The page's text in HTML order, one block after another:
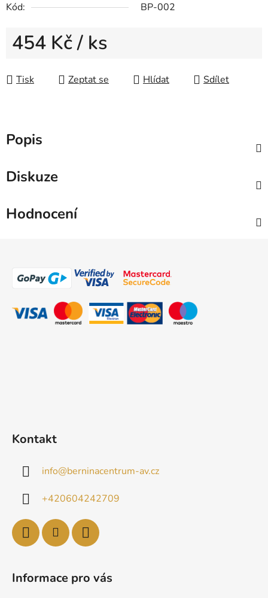
Kód:
BP-002
454 Kč/ ks
Tisk
Zeptat se Hlídat Sdílet
Popis
Diskuze
Hodnocení
Kontakt
info@berninacentrum-av.cz
+420604242709
Informace pro vás